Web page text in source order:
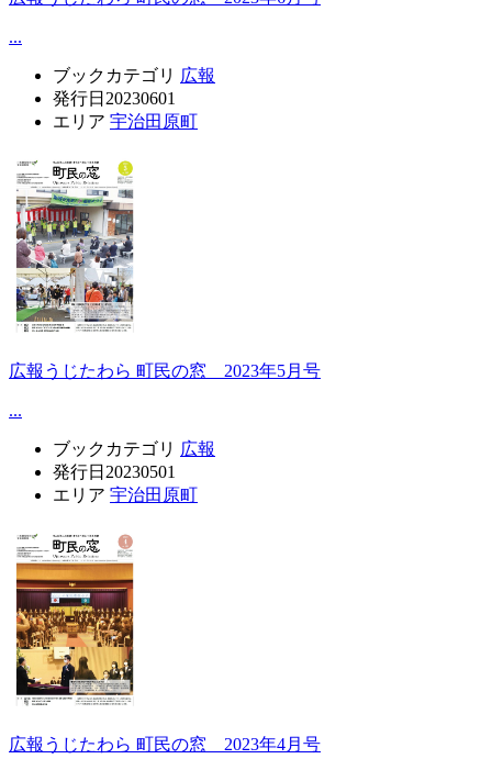
...
ブックカテゴリ 広報
発行日 20230601
エリア 宇治田原町
広報うじたわら 町民の窓 2023年5月号
...
ブックカテゴリ 広報
発行日 20230501
エリア 宇治田原町
広報うじたわら 町民の窓 2023年4月号